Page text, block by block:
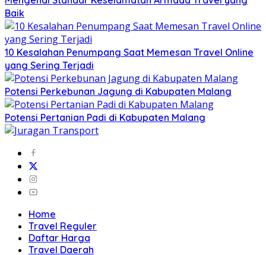
Baik
10 Kesalahan Penumpang Saat Memesan Travel Online
yang Sering Terjadi
Potensi Perkebunan Jagung di Kabupaten Malang
Potensi Pertanian Padi di Kabupaten Malang
Home
Travel Reguler
Daftar Harga
Travel Daerah